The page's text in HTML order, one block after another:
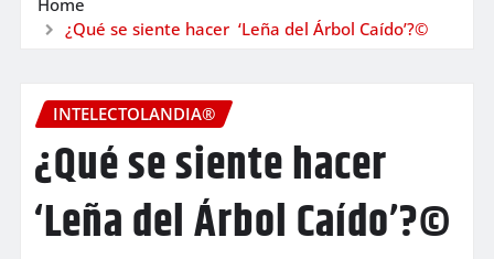
¿Qué se siente hacer ‘Leña del Árbol Caído’?©
INTELECTOLANDIA®
¿Qué se siente hacer
‘Leña del Árbol Caído’?©